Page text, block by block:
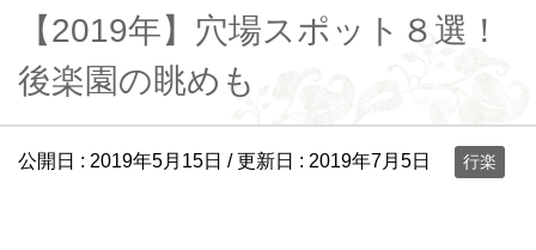
【2019年】穴場スポット８選！
後楽園の眺めも
公開日 : 2019年5月15日 / 更新日 : 2019年7月5日 行楽